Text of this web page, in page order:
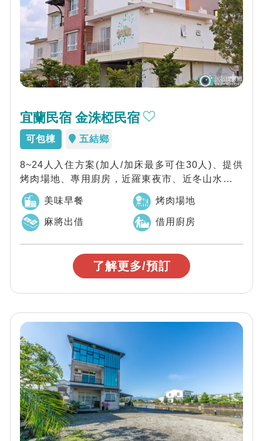
宜蘭民宿 金洙椏民宿
可包棟 五結鄉
8~24人入住方案(加人/加床最多可住30人)、提供
烤肉場地、專用廚房，近羅東夜市、近冬山水火同
源、近冬山河親水公園、近傳藝中心，...
美味早餐 烤肉場地
麻將出借 借用廚房
了解更多/預訂